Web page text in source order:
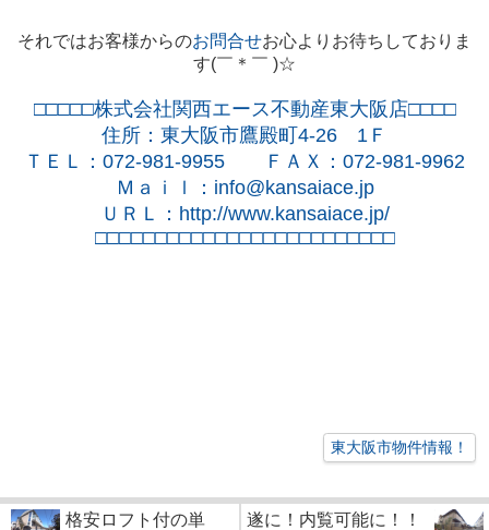
それではお客様からのお問合せお心よりお待ちしておりま
す(￣＊￣ )☆
□□□□□株式会社関西エース不動産東大阪店□□□□
住所：東大阪市鷹殿町4-26 1 Ｆ
ＴＥＬ： 072-981-9955 ＦＡＸ： 072-981-9962
Ｍａｉｌ： info@kansaiace.jp
ＵＲＬ： http://www.kansaiace.jp/
□□□□□□□□□□□□□□□□□□□□□□□□□
東大阪市物件情報！
格安ロフト付の単
遂に！内覧可能に！！